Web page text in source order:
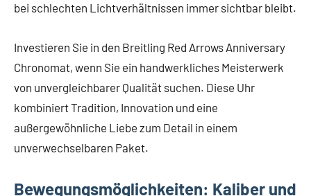
bei schlechten Lichtverhältnissen immer sichtbar bleibt.
Investieren Sie in den Breitling Red Arrows Anniversary
Chronomat, wenn Sie ein handwerkliches Meisterwerk
von unvergleichbarer Qualität suchen. Diese Uhr
kombiniert Tradition, Innovation und eine
außergewöhnliche Liebe zum Detail in einem
unverwechselbaren Paket.
Bewegungsmöglichkeiten: Kaliber und